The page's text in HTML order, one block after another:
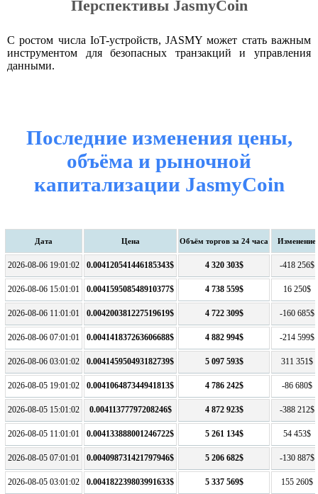
Перспективы JasmyCoin
С ростом числа IoT-устройств, JASMY может стать важным
инструментом для безопасных транзакций и управления
данными.
Последние изменения цены,
объёма и рыночной
капитализации JasmyCoin
Дата Цена Объём торгов за 24 часа Изменение
2026-08-06 19:01:02 0.004120541446185343$ 4 320 303$ -418 256$
2026-08-06 15:01:01 0.004159508548910377$ 4 738 559$ 16 250$
2026-08-06 11:01:01 0.004200381227519619$ 4 722 309$ -160 685$
2026-08-06 07:01:01 0.004141837263606688$ 4 882 994$ -214 599$
2026-08-06 03:01:02 0.004145950493182739$ 5 097 593$ 311 351$
2026-08-05 19:01:02 0.004106487344941813$ 4 786 242$ -86 680$
2026-08-05 15:01:02 0.00411377797208246$ 4 872 923$ -388 212$
2026-08-05 11:01:01 0.004133888001246722$ 5 261 134$ 54 453$
2026-08-05 07:01:01 0.004098731421797946$ 5 206 682$ -130 887$
2026-08-05 03:01:02 0.004182239803991633$ 5 337 569$ 155 260$